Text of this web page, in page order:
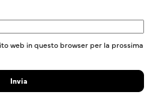
web in questo browser per la prossima